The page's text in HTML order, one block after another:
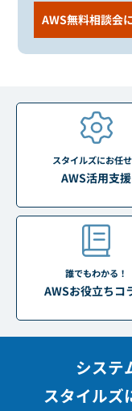
AWS無料相談会
スタイルズにお任せ
AWS活用支援
誰でもわかる！
AWSお役立ちコ
システ
スタイルズ